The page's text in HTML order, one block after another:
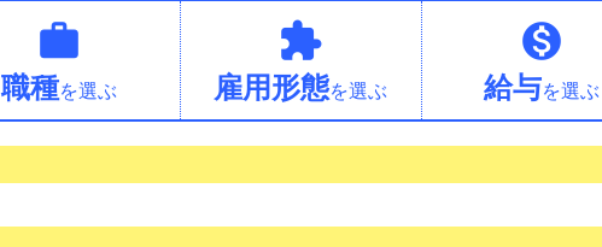

職種を選ぶ

雇用形態を選ぶ

給与を選ぶ